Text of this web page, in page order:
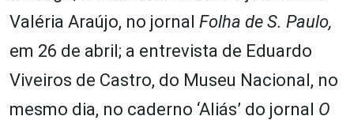
Valéria Araújo, no jornal Folha de S. Paulo,
em 26 de abril; a entrevista de Eduardo
Viveiros de Castro, do Museu Nacional, no
mesmo dia, no caderno ‘Aliás’ do jornal O